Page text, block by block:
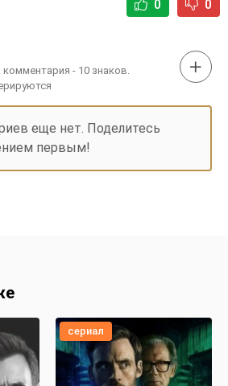
0 0
- 10 знаков.
еще нет. Поделитесь
первым!
сериал